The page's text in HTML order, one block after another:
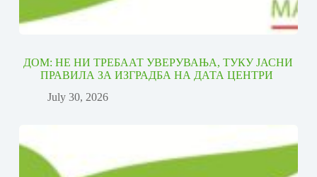
ДОМ: НЕ НИ ТРЕБААТ УВЕРУВАЊА, ТУКУ ЈАСНИ
ПРАВИЛА ЗА ИЗГРАДБА НА ДАТА ЦЕНТРИ
July 30, 2026